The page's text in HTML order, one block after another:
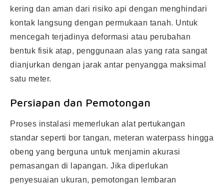
kering dan aman dari risiko api dengan menghindari
kontak langsung dengan permukaan tanah. Untuk
mencegah terjadinya deformasi atau perubahan
bentuk fisik atap, penggunaan alas yang rata sangat
dianjurkan dengan jarak antar penyangga maksimal
satu meter.
Persiapan dan Pemotongan
Proses instalasi memerlukan alat pertukangan
standar seperti bor tangan, meteran waterpass hingga
obeng yang berguna untuk menjamin akurasi
pemasangan di lapangan. Jika diperlukan
penyesuaian ukuran, pemotongan lembaran